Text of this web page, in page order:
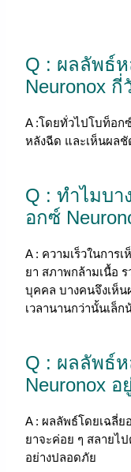
Q : ผลลัพธ์
Neuronox
A :โดยทั่วไปโบท็อก
หลังฉีด และเห็นผล
Q : ทำไมบ
อกซ์
A : ความเร็วในกา
ยา สภาพกล้ามเนื้อ
บุคคล บางคนจึงเห็น
เวลานานกว่านั้นเล็ก
Q : ผลลัพธ์
Neuronox อ
A : ผลลัพธ์โดยเฉลี่
ยาจะค่อย ๆ สลายไ
อย่างปลอดภัย